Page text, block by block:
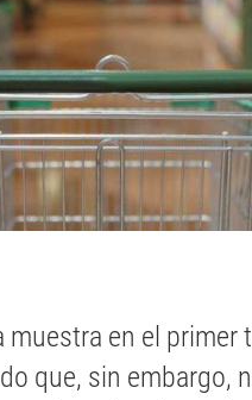
muestra en el primer
que, sin embargo,